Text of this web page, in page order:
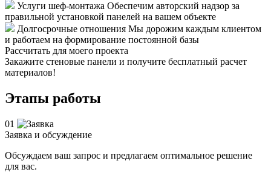
Услуги шеф-монтажа Обеспечим авторский надзор за
правильной установкой панелей на вашем объекте
Долгосрочные отношения Мы дорожим каждым клиентом
и работаем на формирование постоянной базы
Рассчитать для моего проекта
Закажите стеновые панели и получите бесплатный расчет
материалов!
Этапы работы
01
Заявка и обсуждение
Обсуждаем ваш запрос и предлагаем оптимальное решение
для вас.